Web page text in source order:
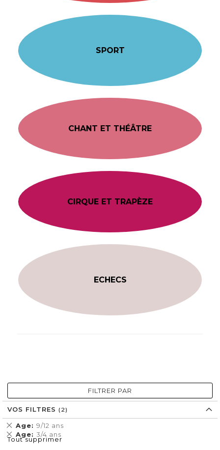
SPORT
CHANT ET THÉÂTRE
CIRQUE ET TRAPÈZE
ECHECS
FILTRER PAR
VOS FILTRES
Age 9/12 ans
Supprimer
cet
Élément
Age 3/4 ans
Supprimer
cet
Tout supprimer